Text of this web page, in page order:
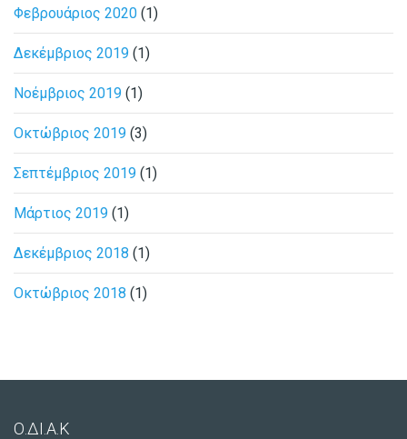
Φεβρουάριος 2020 (1)
Δεκέμβριος 2019 (1)
Νοέμβριος 2019 (1)
Οκτώβριος 2019 (3)
Σεπτέμβριος 2019 (1)
Μάρτιος 2019 (1)
Δεκέμβριος 2018 (1)
Οκτώβριος 2018 (1)
Ο.ΔΙ.Α.Κ